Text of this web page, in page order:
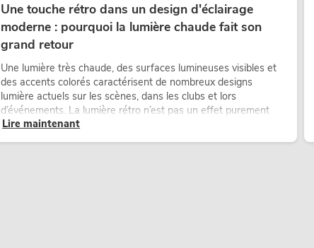
Une touche rétro dans un design d'éclairage
moderne : pourquoi la lumière chaude fait son
grand retour
Une lumière très chaude, des surfaces lumineuses visibles et
des accents colorés caractérisent de nombreux designs
lumière actuels sur les scènes, dans les clubs et lors
d’événements. La lumière rétro n’est pas un effet purement
nostalgique, mais un outil de conception utilisé de manière
ciblée : elle crée une atmosphère, donne du caractère aux
Lire maintenant